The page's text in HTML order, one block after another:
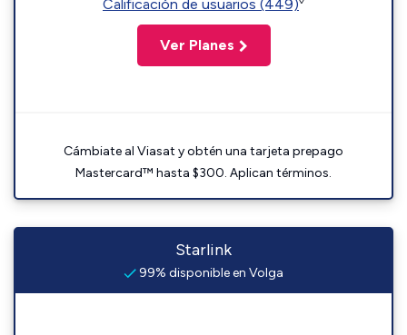
Calificación de usuarios (449)
Ver Planes
Cámbiate al Viasat y obtén una tarjeta prepago
Mastercard™ hasta $300. Aplican términos.
Starlink
99% disponible en Volga